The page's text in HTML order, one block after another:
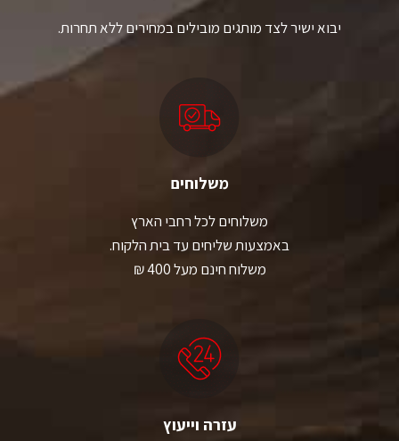
יבוא ישיר לצד מותגים מובילים במחירים ללא תחרות.
משלוחים
משלוחים לכל רחבי הארץ
באמצעות שליחים עד בית הלקוח.
משלוח חינם מעל 400 ₪
עזרה וייעוץ